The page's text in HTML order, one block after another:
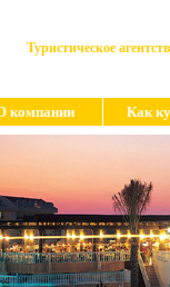
Туристическое
компании Как